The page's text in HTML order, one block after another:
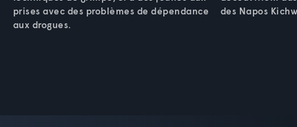
prises avec des problèmes de dépendance
aux drogues.
des Napos